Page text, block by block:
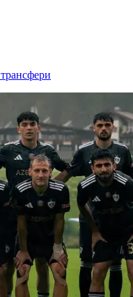
трансфери